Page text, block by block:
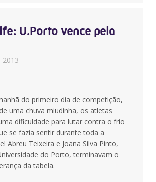
U.Porto vence pela
2013
do primeiro dia de competição,
uma chuva miudinha, os atletas
dificuldade para lutar contra o frio
se fazia sentir durante toda a
Abreu Teixeira e Joana Silva Pinto,
do Porto, terminavam o
da tabela.